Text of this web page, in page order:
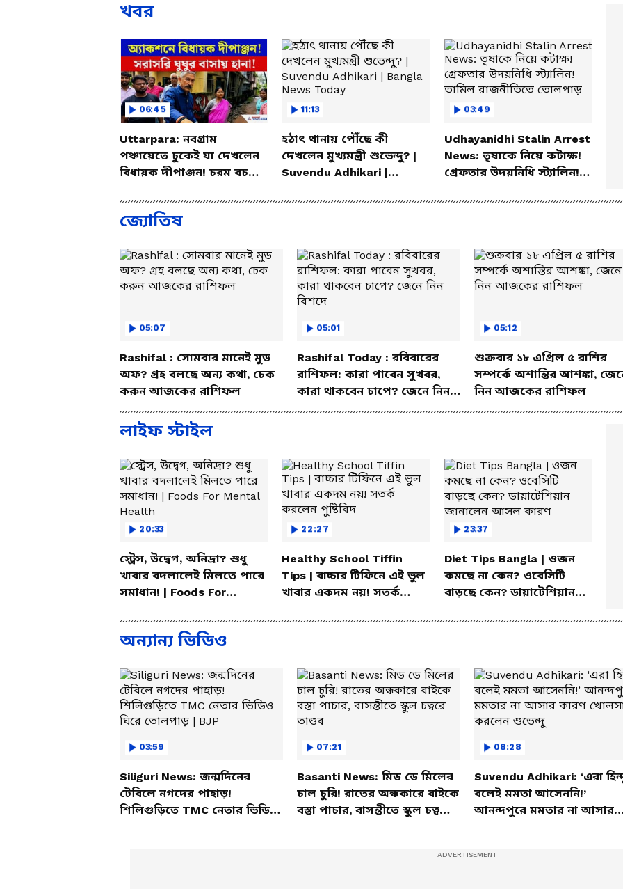
খবর
06:45
Uttarpara: নবগ্রাম
পঞ্চায়েতে ঢুকেই যা দেখলেন
বিধায়ক দীপাঞ্জন! চরম বচসা |
11:13
হঠাৎ থানায় পৌঁছে কী
দেখলেন মুখ্যমন্ত্রী শুভেন্দু? |
Suvendu Adhikari |
03:49
Udhayanidhi Stalin Arrest
News: তৃষাকে নিয়ে কটাক্ষ!
গ্রেফতার উদয়নিধি স্ট্যালিন!
জ্যোতিষ
05:07
Rashifal : সোমবার মানেই মুড
অফ? গ্রহ বলছে অন্য কথা, চেক
করুন আজকের রাশিফল
05:01
Rashifal Today : রবিবারের
রাশিফল: কারা পাবেন সুখবর,
কারা থাকবেন চাপে? জেনে নিন
05:12
শুক্রবার ১৮ এপ্রিল ৫ রাশির
সম্পর্কে অশান্তির আশঙ্কা,
নিন আজকের রাশিফল
লাইফ স্টাইল
20:33
স্ট্রেস, উদ্বেগ, অনিদ্রা? শুধু
খাবার বদলালেই মিলতে পারে
সমাধান! | Foods For
22:27
Healthy School Tiffin
Tips | বাচ্চার টিফিনে এই ভুল
খাবার একদম নয়! সতর্ক
23:37
Diet Tips Bangla | ওজন
কমছে না কেন? ওবেসিটি
বাড়ছে কেন? ডায়াটেশিয়ান
অন্যান্য ভিডিও
03:59
Siliguri News: জন্মদিনের
টেবিলে নগদের পাহাড়!
শিলিগুড়িতে TMC নেতার ভিডিও
07:21
Basanti News: মিড ডে মিলের
চাল চুরি! রাতের অন্ধকারে বাইকে
বস্তা পাচার, বাসন্তীতে স্কুল চত্বরে
08:28
Suvendu Adhikari: ‘এরা
বলেই মমতা আসেননি!’
আনন্দপুরে মমতার না আসার